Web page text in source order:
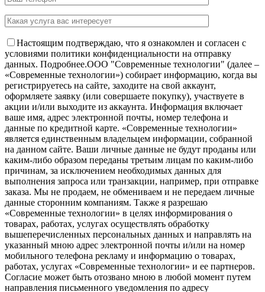
Настоящим подтверждаю, что я ознакомлен и согласен с
условиями политики конфиденциальности на отправку
данных. Подробнее.OOO "Современные технологии" (далее –
«Современные технологии») собирает информацию, когда вы
регистрируетесь на сайте, заходите на свой аккаунт,
оформляете заявку (или совершаете покупку), участвуете в
акции и/или выходите из аккаунта. Информация включает
ваше имя, адрес электронной почты, номер телефона и
данные по кредитной карте. «Современные технологии»
является единственным владельцем информации, собранной
на данном сайте. Ваши личные данные не будут проданы или
каким-либо образом переданы третьим лицам по каким-либо
причинам, за исключением необходимых данных для
выполнения запроса или транзакции, например, при отправке
заказа. Мы не продаем, не обмениваем и не передаем личные
данные сторонним компаниям. Также я разрешаю
«Современные технологии» в целях информирования о
товарах, работах, услугах осуществлять обработку
вышеперечисленных персональных данных и направлять на
указанный мною адрес электронной почты и/или на номер
мобильного телефона рекламу и информацию о товарах,
работах, услугах «Современные технологии» и ее партнеров.
Согласие может быть отозвано мною в любой момент путем
направления письменного уведомления по адресу